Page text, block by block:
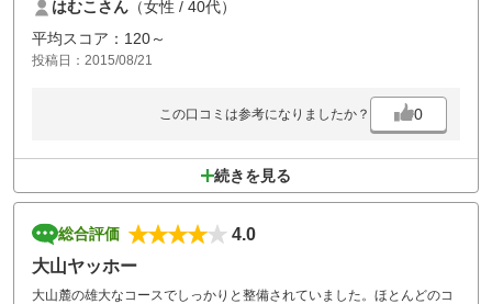
ったです。
ぜひ、再訪したいです！
はむこさん （女性 / 40代）
平均スコア：120～
投稿日：2015/08/21
この口コミは参考になりましたか？ 0
続きを見る
総合評価
4.0
大山ヤッホー
大山麓の雄大なコースでしっかりと整備されていました。ほとんどのコ